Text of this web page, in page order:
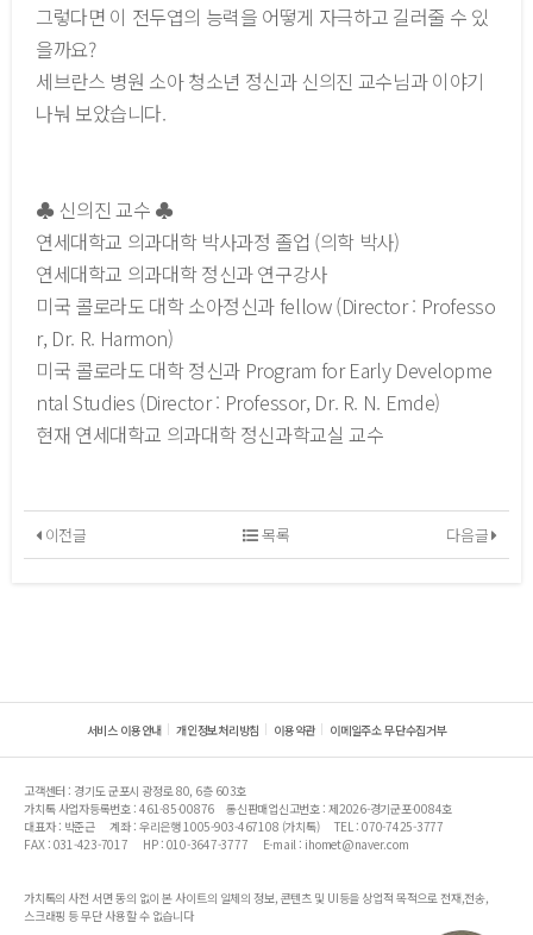
그렇다면 이 전두엽의 능력을 어떻게 자극하고 길러줄 수 있
을까요?
세브란스 병원 소아 청소년 정신과 신의진 교수님과 이야기
나눠 보았습니다.
♣ 신의진 교수 ♣
연세대학교 의과대학 박사과정 졸업 (의학 박사)
연세대학교 의과대학 정신과 연구강사
미국 콜로라도 대학 소아정신과 fellow (Director : Professo
r, Dr. R. Harmon)
미국 콜로라도 대학 정신과 Program for Early Developme
ntal Studies (Director : Professor, Dr. R. N. Emde)
현재 연세대학교 의과대학 정신과학교실 교수
이전글 다음글
목록
서비스 이용안내 개인정보처리방침 이용약관 이메일주소 무단수집거부
고객센터 : 경기도 군포시 광정로 80, 6층 603호
가치톡 사업자등록번호 : 461-85-00876
통신판매업신고번호 : 제2026-경기군포-0084호
대표자 : 박준근
계좌 : 우리은행 1005-903-467108 (가치톡)
TEL : 070-7425-3777
FAX : 031-423-7017
HP : 010-3647-3777 E-mail : ihomet@naver.com
가치톡의 사전 서면 동의 없이 본 사이트의 일체의 정보, 콘텐츠 및 UI등을 상업적 목적으로 전재,전송,
스크래핑 등 무단 사용할 수 없습니다